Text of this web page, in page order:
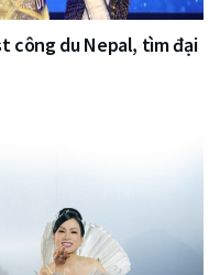
công du Nepal, tìm đại